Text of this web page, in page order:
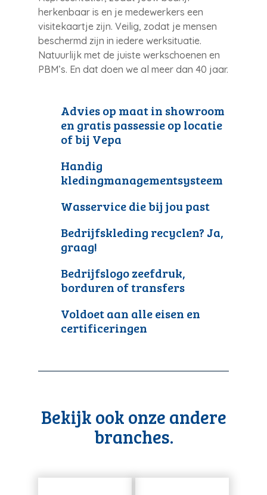
herkenbaar is en je medewerkers een
visitekaartje zijn. Veilig, zodat je mensen
beschermd zijn in iedere werksituatie.
Natuurlijk met de juiste werkschoenen en
PBM’s. En dat doen we al meer dan 40 jaar.
Advies op maat in showroom
en gratis passessie op locatie
of bij Vepa
Handig
kledingmanagementsysteem
Wasservice die bij jou past
Bedrijfskleding recyclen? Ja,
graag!
Bedrijfslogo zeefdruk,
borduren of transfers
Voldoet aan alle eisen en
certificeringen
Bekijk ook onze andere
branches.